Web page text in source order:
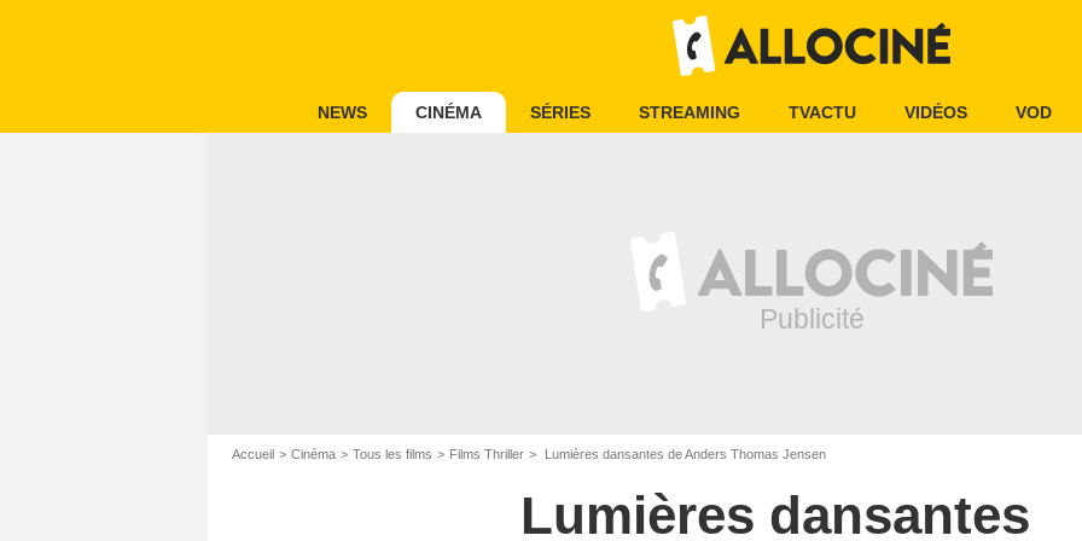
NEWS CINÉMA SÉRIES STREAMING TVACTU VIDÉOS VOD
Accueil Cinéma Tous les films Films Thriller Lumières dansantes de Anders Thomas Jensen
Lumières dansantes